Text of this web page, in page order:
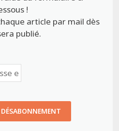
!
article par mail dès
publié.